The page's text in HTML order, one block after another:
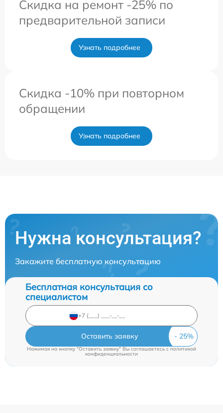
Скидка на ремонт -25% по
предварительной записи
Узнать подробнее
Скидка -10% при повторном
обращении
Узнать подробнее
Нужна консультация?
Закажите бесплатную консультацию
Бесплатная консультация со
специалистом
Оставить заявку
Нажимая на кнопку "Оставить заявку" Вы соглашаетесь cполитикой
конфиденциальности